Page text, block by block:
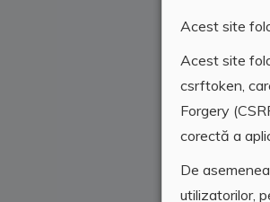
Acest site
Acest site
csrftoken,
Forgery
corectă a
De
utilizatorilor,